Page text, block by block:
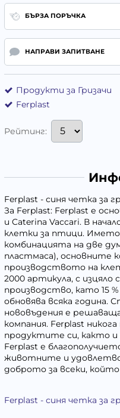
БЪРЗА ПОРЪЧКА
НАПРАВИ ЗАПИТВАНЕ
Продукти за Гризачи
Ferplast
Рейтинг:
Ferplast - синя четка за
За Ferplast: Ferplast е
и Caterina Vaccari. В
клетки за птици. Името
комбинацията на две
пластмаса), основните
производството на
2000 артикула, с изцяло
производство, като 15
обновява всяка година.
нововъдения е
компания. Ferplast
продуктите си, както и
Ferplast е
животните и
доброто за всеки, който
Ferplast - синя четка за